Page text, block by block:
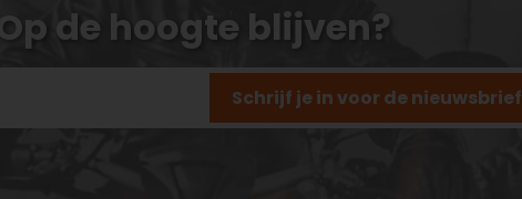
Op de hoogte blijven?
Schrijf je in voor de nieuwsbrief